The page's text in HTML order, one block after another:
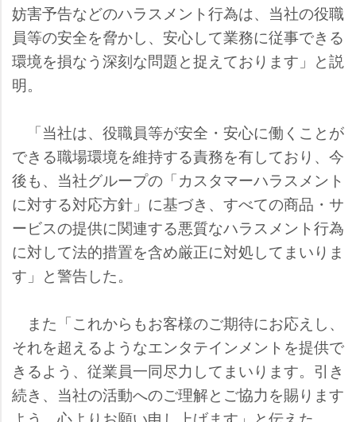
妨害予告などのハラスメント行為は、当社の役職
員等の安全を脅かし、安心して業務に従事できる
環境を損なう深刻な問題と捉えております」と説
明。
「当社は、役職員等が安全・安心に働くことが
できる職場環境を維持する責務を有しており、今
後も、当社グループの「カスタマーハラスメント
に対する対応方針」に基づき、すべての商品・サ
ービスの提供に関連する悪質なハラスメント行為
に対して法的措置を含め厳正に対処してまいりま
す」と警告した。
また「これからもお客様のご期待にお応えし、
それを超えるようなエンタテインメントを提供で
きるよう、従業員一同尽力してまいります。引き
続き、当社の活動へのご理解とご協力を賜ります
よう、心よりお願い申し上げます」と伝えた。